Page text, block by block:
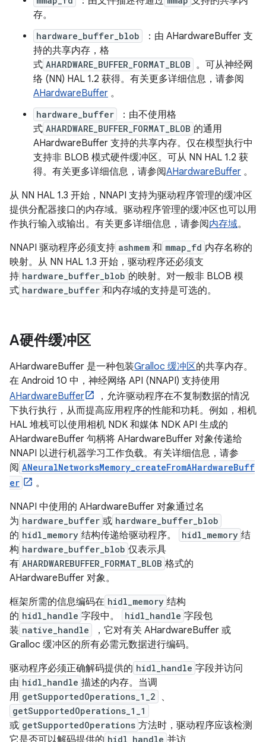
存。
hardware_buffer_blob
：由 AHardwareBuffer 支
持的共享内存，格
式 AHARDWARE_BUFFER_FORMAT_BLOB 。可从神经网
络 (NN) HAL 1.2 获得。有关更多详细信息，请参阅
AHardwareBuffer 。
hardware_buffer
：由不使用格
式 AHARDWARE_BUFFER_FORMAT_BLOB 的通用
AHardwareBuffer 支持的共享内存。仅在模型执行中
支持非 BLOB 模式硬件缓冲区。可从 NN HAL 1.2 获
得。有关更多详细信息，请参阅AHardwareBuffer 。
从 NN HAL 1.3 开始，NNAPI 支持为驱动程序管理的缓冲区
提供分配器接口的内存域。驱动程序管理的缓冲区也可以用
作执行输入或输出。有关更多详细信息，请参阅内存域。
NNAPI 驱动程序必须支持 ashmem 和 mmap_fd 内存名称的
映射。从 NN HAL 1.3 开始，驱动程序还必须支
持 hardware_buffer_blob 的映射。对一般非 BLOB 模
式 hardware_buffer 和内存域的支持是可选的。
A硬件缓冲区
AHardwareBuffer 是一种包装Gralloc 缓冲区的共享内存。
在 Android 10 中，神经网络 API (NNAPI) 支持使用
AHardwareBuffer
，允许驱动程序在不复制数据的情况
下执行执行，从而提高应用程序的性能和功耗。例如，相机
HAL 堆栈可以使用相机 NDK 和媒体 NDK API 生成的
AHardwareBuffer 句柄将 AHardwareBuffer 对象传递给
NNAPI 以进行机器学习工作负载。有关详细信息，请参
阅 ANeuralNetworksMemory_createFromAHardwareBuff
er
。
NNAPI 中使用的 AHardwareBuffer 对象通过名
为 hardware_buffer 或 hardware_buffer_blob
的 hidl_memory 结构传递给驱动程序。 hidl_memory 结
构 hardware_buffer_blob 仅表示具
有 AHARDWAREBUFFER_FORMAT_BLOB 格式的
AHardwareBuffer 对象。
框架所需的信息编码在 hidl_memory 结构
的 hidl_handle 字段中。 hidl_handle 字段包
装 native_handle
，它对有关 AHardwareBuffer 或
Gralloc 缓冲区的所有必需元数据进行编码。
驱动程序必须正确解码提供的 hidl_handle 字段并访问
由 hidl_handle 描述的内存。当调
用 getSupportedOperations_1_2 、
getSupportedOperations_1_1
或 getSupportedOperations 方法时，驱动程序应该检测
它是否可以解码提供的 hidl_handle 并访